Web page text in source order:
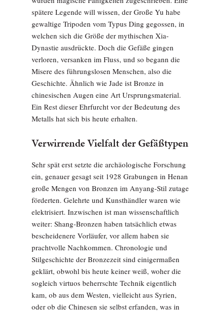
spätere Legende will wissen, der Große Yu habe
gewaltige Tripoden vom Typus Ding gegossen, in
welchen sich die Größe der mythischen Xia-
Dynastie ausdrückte. Doch die Gefäße gingen
verloren, versanken im Fluss, und so begann die
Misere des führungslosen Menschen, also die
Geschichte. Ähnlich wie Jade ist Bronze in
chinesischen Augen eine Art Ursprungsmaterial.
Ein Rest dieser Ehrfurcht vor der Bedeutung des
Metalls hat sich bis heute erhalten.
Verwirrende Vielfalt der Gefäßtypen
Sehr spät erst setzte die archäologische Forschung
ein, genauer gesagt seit 1928 Grabungen in Henan
große Mengen von Bronzen im Anyang-Stil zutage
förderten. Gelehrte und Kunsthändler waren wie
elektrisiert. Inzwischen ist man wissenschaftlich
weiter: Shang-Bronzen haben tatsächlich etwas
bescheidenere Vorläufer, vor allem haben sie
prachtvolle Nachkommen. Chronologie und
Stilgeschichte der Bronzezeit sind einigermaßen
geklärt, obwohl bis heute keiner weiß, woher die
sogleich virtuos beherrschte Technik eigentlich
kam, ob aus dem Westen, vielleicht aus Syrien,
oder ob die Chinesen sie selbst erfanden, was in